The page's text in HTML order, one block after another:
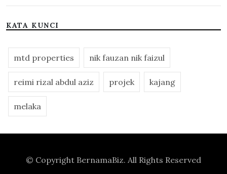
KATA KUNCI
mtd properties nik fauzan nik faizul
reimi rizal abdul aziz projek kajang
melaka
© Copyright BernamaBiz. All Rights Reserved